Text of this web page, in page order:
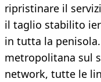
ripristinare il
il taglio stabilito
in tutta la
metropolitana sul
network, tutte le